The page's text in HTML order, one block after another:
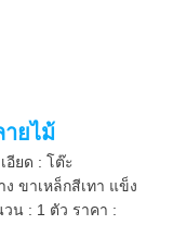
ยไม้
อียด : โต๊ะ
ขาเหล็กสีเทา แข็ง
น : 1 ตัว ราคา :